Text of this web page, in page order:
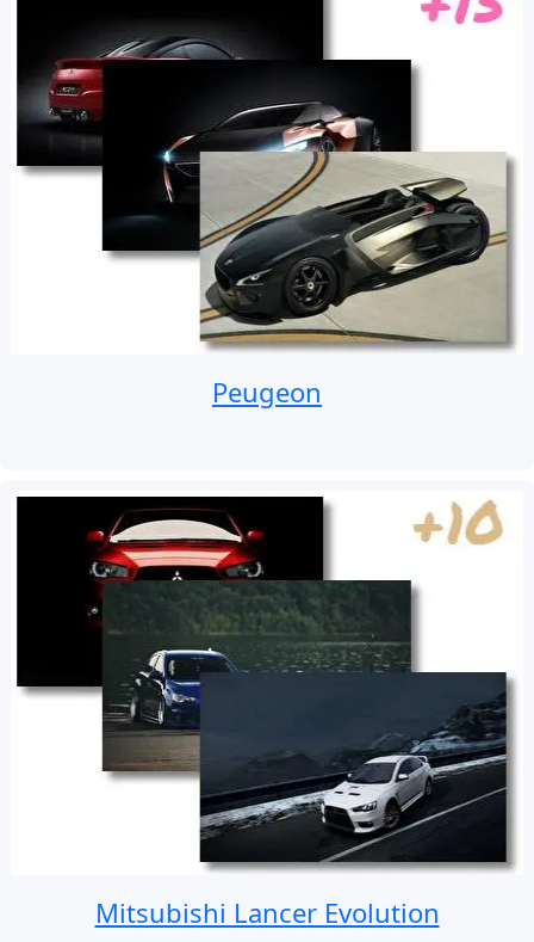
Peugeon
Mitsubishi Lancer Evolution